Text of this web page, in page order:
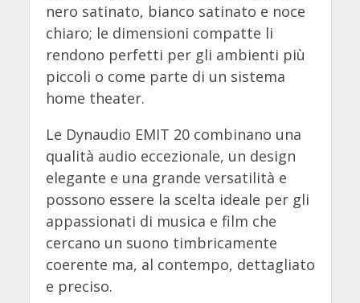
nero satinato, bianco satinato e noce
chiaro; le dimensioni compatte li
rendono perfetti per gli ambienti più
piccoli o come parte di un sistema
home theater.
Le Dynaudio EMIT 20 combinano una
qualità audio eccezionale, un design
elegante e una grande versatilità e
possono essere la scelta ideale per gli
appassionati di musica e film che
cercano un suono timbricamente
coerente ma, al contempo, dettagliato
e preciso.